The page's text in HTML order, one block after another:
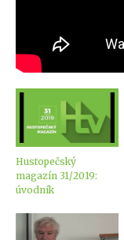
Hustopečský
magazín 31/2019:
úvodník